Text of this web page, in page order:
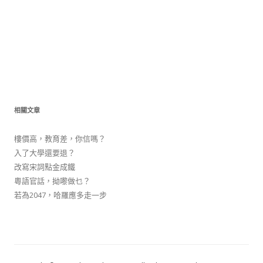
相關文章
樓價高，教育差，你信嗎？
入了大學還要退？
改寫宋詞點金成鐵
粵語官話，拗嚟做乜？
若為2047，哈羅應多走一步